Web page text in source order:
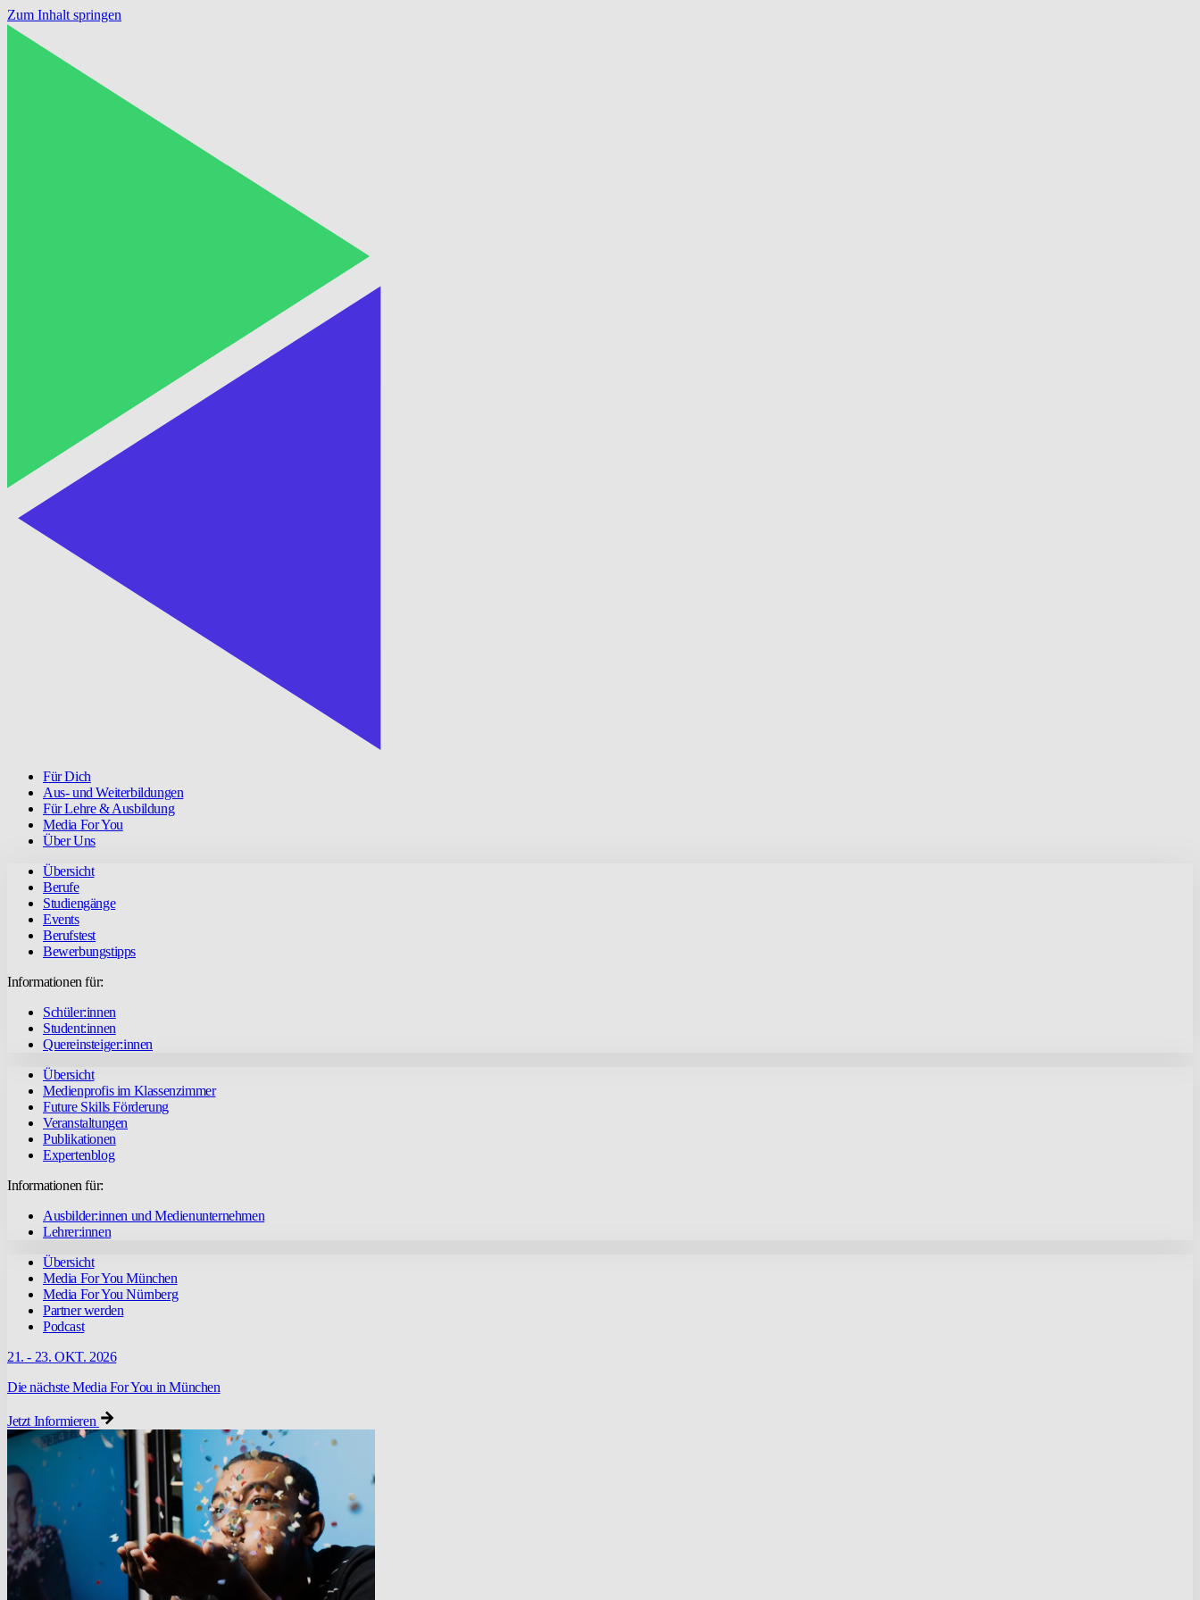
Zum Inhalt springen
Für Dich
Aus- und Weiterbildungen
Für Lehre & Ausbildung
Media For You
Über Uns
Übersicht
Berufe
Studiengänge
Events
Berufstest
Bewerbungstipps
Informationen für:
Schüler:innen
Student:innen
Quereinsteiger:innen
Übersicht
Medienprofis im Klassenzimmer
Future Skills Förderung
Veranstaltungen
Publikationen
Expertenblog
Informationen für:
Ausbilder:innen und Medienunternehmen
Lehrer:innen
Übersicht
Media For You München
Media For You Nürnberg
Partner werden
Podcast
21. - 23. OKT. 2026
Die nächste Media For You in München
Jetzt Informieren